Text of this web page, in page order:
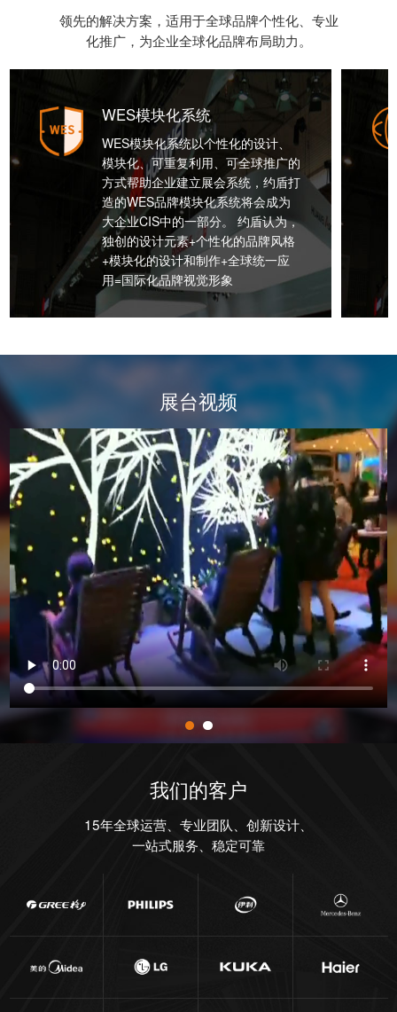
领先的解决方案，适用于全球品牌个性化、专业
化推广，为企业全球化品牌布局助力。
WES模块化系统
WES模块化系统以个性化的设计、
模块化、可重复利用、可全球推广的
方式帮助企业建立展会系统，约盾打
造的WES品牌模块化系统将会成为
大企业CIS中的一部分。 约盾认为，
独创的设计元素+个性化的品牌风格
+模块化的设计和制作+全球统一应
用=国际化品牌视觉形象
展台视频
我们的客户
15年全球运营、专业团队、创新设计、
一站式服务、稳定可靠